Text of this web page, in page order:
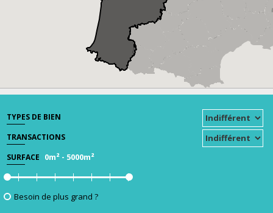
TYPES DE BIEN
TRANSACTIONS
SURFACE 0m² - 5000m²
Besoin de plus grand ?